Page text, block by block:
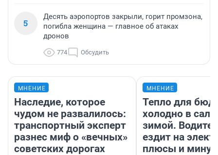
5
Десять аэропортов закрыли, горит промзона,
погибла женщина — главное об атаках
дронов
774 Обсудить
МНЕНИЕ
Наследие, которое
чудом не развалилось:
транспортный эксперт
разнес миф о «вечных»
советских дорогах
МНЕНИЕ
Тепло для
холодно в
зимой.
ездит на
плюсы и